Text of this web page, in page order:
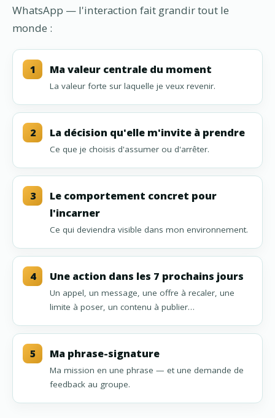
WhatsApp — l'interaction fait grandir tout le
monde :
1 Ma valeur centrale du moment
La valeur forte sur laquelle je veux revenir.
2 La décision qu'elle m'invite à prendre
Ce que je choisis d'assumer ou d'arrêter.
3
Le comportement concret pour
l'incarner
Ce qui deviendra visible dans mon environnement.
4 Une action dans les 7 prochains jours
Un appel, un message, une offre à recaler, une
limite à poser, un contenu à publier…
5 Ma phrase-signature
Ma mission en une phrase — et une demande de
feedback au groupe.